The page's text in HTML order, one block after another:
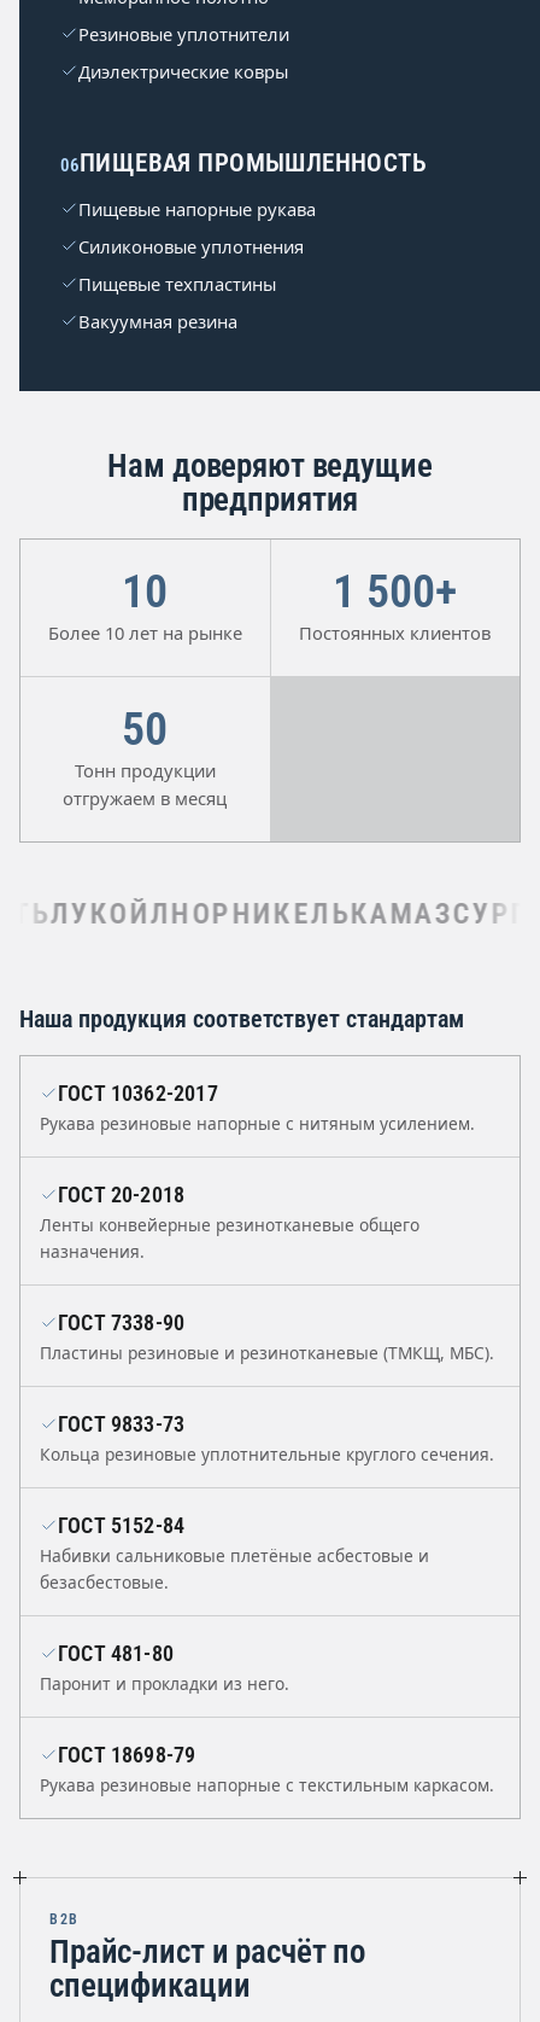
Резиновые уплотнители
Диэлектрические ковры
06ПИЩЕВАЯ ПРОМЫШЛЕННОСТЬ
Пищевые напорные рукава
Силиконовые уплотнения
Пищевые техпластины
Вакуумная резина
Нам доверяют ведущие
предприятия
10
Более 10 лет на рынке
1 500+
Постоянных клиентов
50
Тонн продукции
отгружаем в месяц
ЛУКОЙЛНОРНИКЕЛЬКАМАЗ
Наша продукция соответствует стандартам
ГОСТ 10362-2017
Рукава резиновые напорные с нитяным усилением.
ГОСТ 20-2018
Ленты конвейерные резинотканевые общего
назначения.
ГОСТ 7338-90
Пластины резиновые и резинотканевые (ТМКЩ, МБС).
ГОСТ 9833-73
Кольца резиновые уплотнительные круглого сечения.
ГОСТ 5152-84
Набивки сальниковые плетёные асбестовые и
безасбестовые.
ГОСТ 481-80
Паронит и прокладки из него.
ГОСТ 18698-79
Рукава резиновые напорные с текстильным каркасом.
B2B
Прайс-лист и расчёт по
спецификации